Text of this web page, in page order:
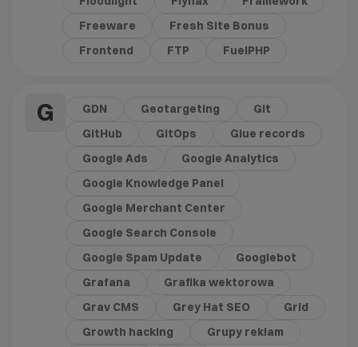
Freeware
Fresh Site Bonus
Frontend
FTP FuelPHP
G GDN Geotargeting
Git
GitHub
GitOps
Glue records
Google Ads
Google Analytics
Google Knowledge Panel
Google Merchant Center
Google Search Console
Google Spam Update
Googlebot
Grafana
Grafika wektorowa
Grav CMS
Grey Hat SEO
Grid
Growth hacking
Grupy reklam